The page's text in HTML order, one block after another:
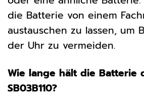
die Batterie von einem
austauschen zu lassen, um
der Uhr zu vermeiden.
Wie lange hält die Batterie
SB03B110?